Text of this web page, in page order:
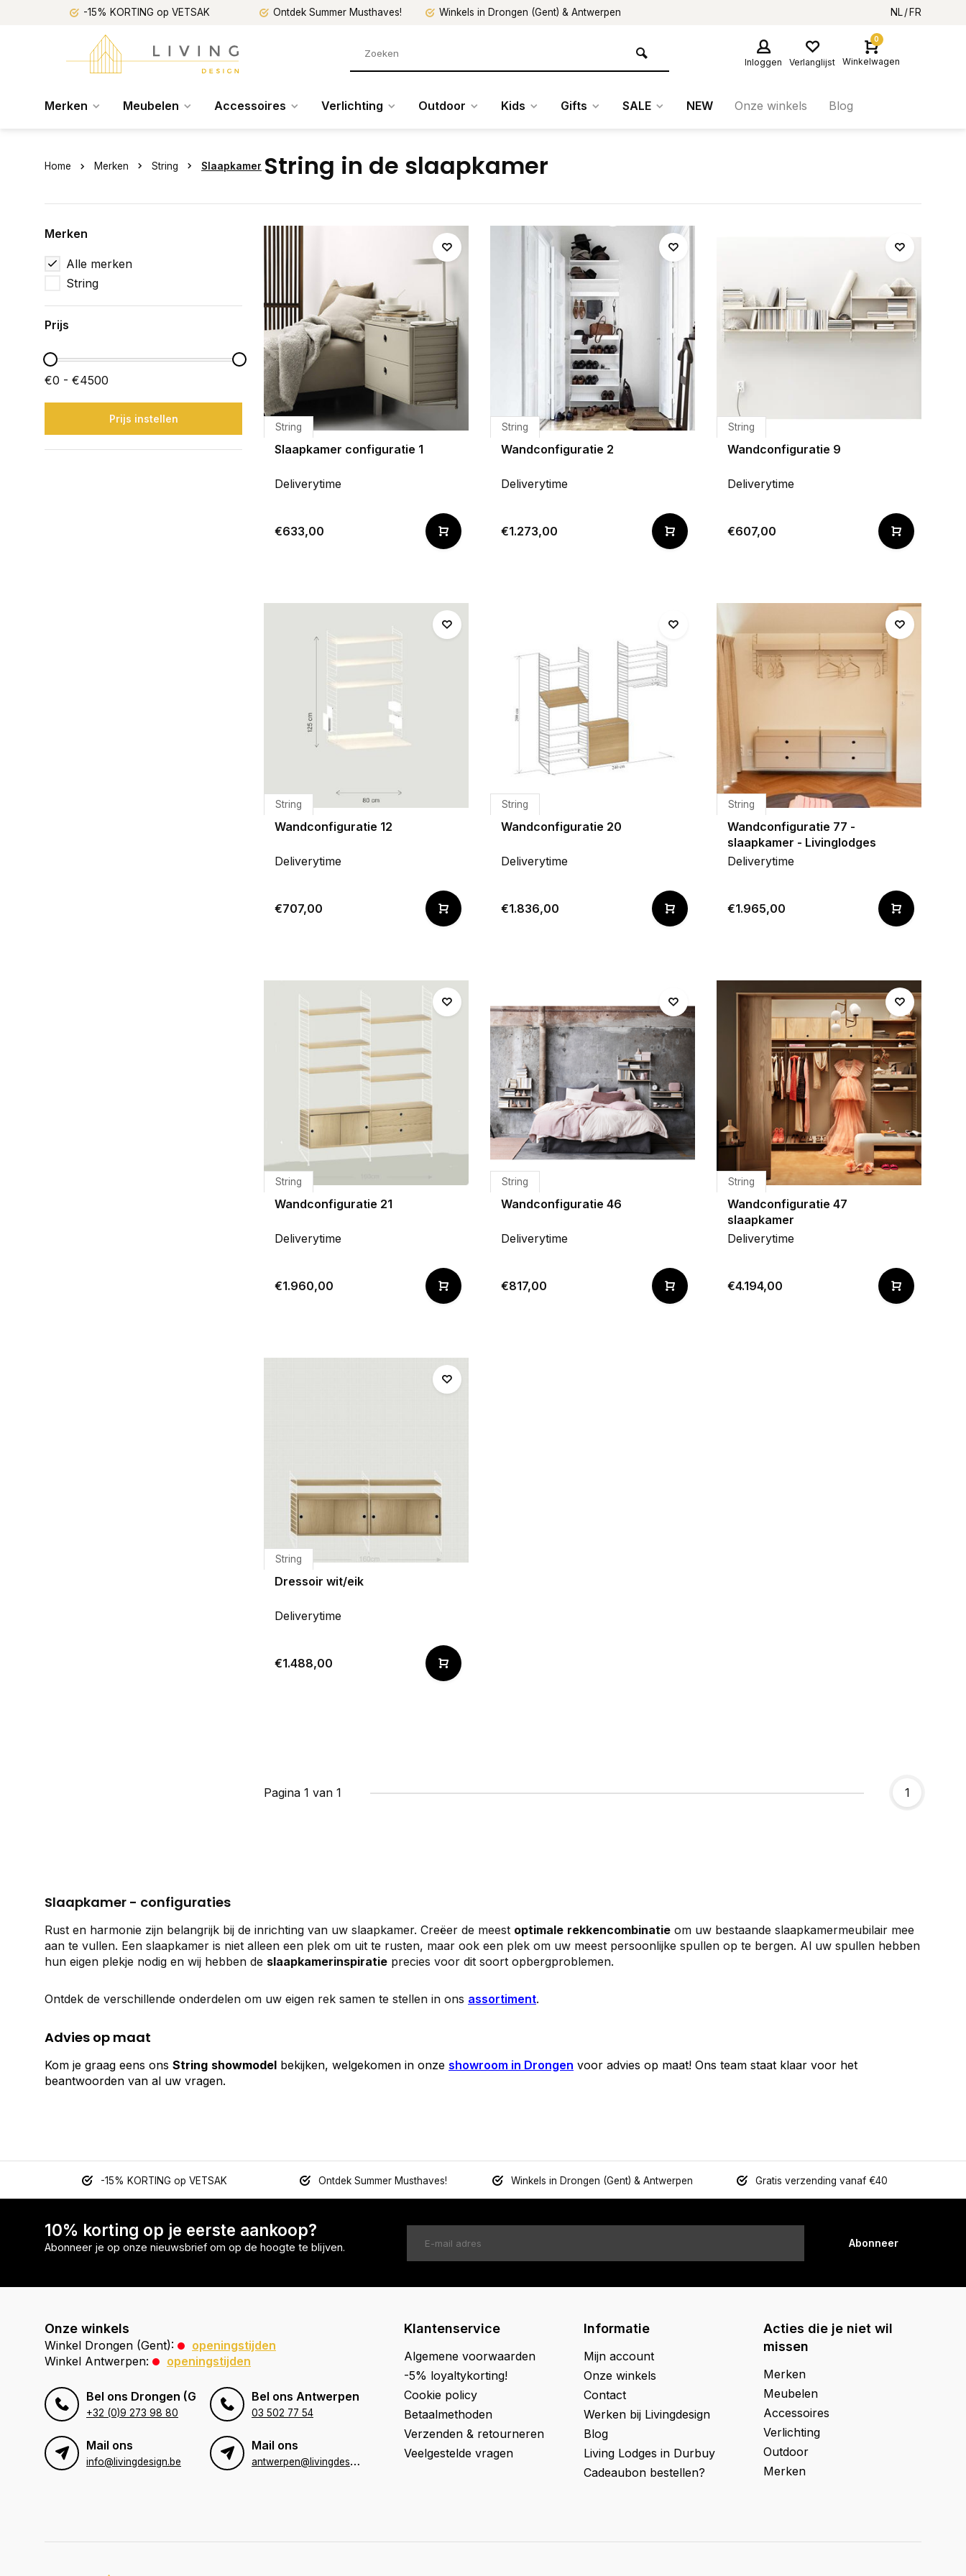
-15% KORTING op VETSAK Ontdek Summer Musthaves! Winkels in Drongen (Gent) & Antwerpen NL FR
Inloggen Verlanglijst
0
Winkelwagen
Merken Meubelen Accessoires Verlichting Outdoor Kids Gifts SALE NEW Onze winkels Blog
Home Merken String Slaapkamer String in de slaapkamer
Merken
Alle merken
String
Prijs
€0 - €4500
Prijs instellen
String
Slaapkamer configuratie 1
Deliverytime
€633,00
String
Wandconfiguratie 2
Deliverytime
€1.273,00
String
Wandconfiguratie 9
Deliverytime
€607,00
String
Wandconfiguratie 12
Deliverytime
€707,00
String
Wandconfiguratie 20
Deliverytime
€1.836,00
String
Wandconfiguratie 77 -
slaapkamer - Livinglodges
Deliverytime
€1.965,00
String
Wandconfiguratie 21
Deliverytime
€1.960,00
String
Wandconfiguratie 46
Deliverytime
€817,00
String
Wandconfiguratie 47
slaapkamer
Deliverytime
€4.194,00
String
Dressoir wit/eik
Deliverytime
€1.488,00
Pagina 1 van 1 1
Slaapkamer - configuraties
Rust en harmonie zijn belangrijk bij de inrichting van uw slaapkamer. Creëer de meest optimale rekkencombinatie om uw bestaande slaapkamermeubilair mee
aan te vullen. Een slaapkamer is niet alleen een plek om uit te rusten, maar ook een plek om uw meest persoonlijke spullen op te bergen. Al uw spullen hebben
hun eigen plekje nodig en wij hebben de slaapkamerinspiratie precies voor dit soort opbergproblemen.
Ontdek de verschillende onderdelen om uw eigen rek samen te stellen in ons assortiment.
Advies op maat
Kom je graag eens ons String showmodel bekijken, welgekomen in onze showroom in Drongen voor advies op maat! Ons team staat klaar voor het
beantwoorden van al uw vragen.
-15% KORTING op VETSAK Ontdek Summer Musthaves! Winkels in Drongen (Gent) & Antwerpen Gratis verzending vanaf €40
10% korting op je eerste aankoop?
Abonneer je op onze nieuwsbrief om op de hoogte te blijven. Abonneer
Onze winkels
Winkel Drongen (Gent):
openingstijden
Winkel Antwerpen:
openingstijden
Bel ons Drongen (Gent)
+32 (0)9 273 98 80
Bel ons Antwerpen
03 502 77 54
Mail ons
info@livingdesign.be
Mail ons
a
ntwerpen@livingdesign.be
Klantenservice
Algemene voorwaarden
-5% loyaltykorting!
Cookie policy
Betaalmethoden
Verzenden & retourneren
Veelgestelde vragen
Informatie
Mijn account
Onze winkels
Contact
Werken bij Livingdesign
Blog
Living Lodges in Durbuy
Cadeaubon bestellen?
Acties die je niet wil
missen
Merken
Meubelen
Accessoires
Verlichting
Outdoor
Merken